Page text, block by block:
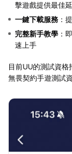
擊遊戲提供最佳
一鍵下載服務 ：
完整新手教學 ：
速上手
目前UU的測試資
無畏契約手遊測試